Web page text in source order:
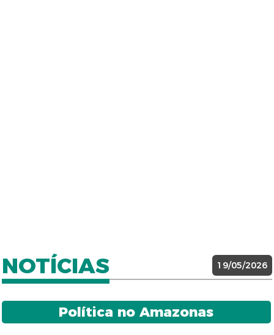
NOTÍCIAS 19/05/2026
Política no Amazonas